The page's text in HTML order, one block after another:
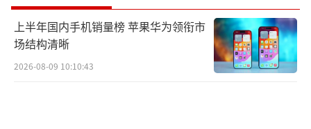
上半年国内手机销量榜 苹果华为领衔市
场结构清晰
2026-08-09 10:10:43